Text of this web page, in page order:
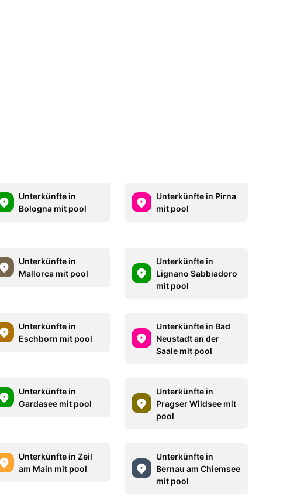
Unterkünfte in
Bologna mit pool
Unterkünfte in Pirna
mit pool
Unterkünfte in
Mallorca mit pool
Unterkünfte in
Lignano Sabbiadoro
mit pool
Unterkünfte in
Eschborn mit pool
Unterkünfte in Bad
Neustadt an der
Saale mit pool
Unterkünfte in
Gardasee mit pool
Unterkünfte in
Pragser Wildsee mit
pool
Unterkünfte in Zeil
am Main mit pool
Unterkünfte in
Bernau am Chiemsee
mit pool